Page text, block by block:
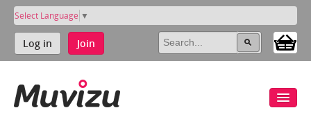
Select Language ▼
Log in Join